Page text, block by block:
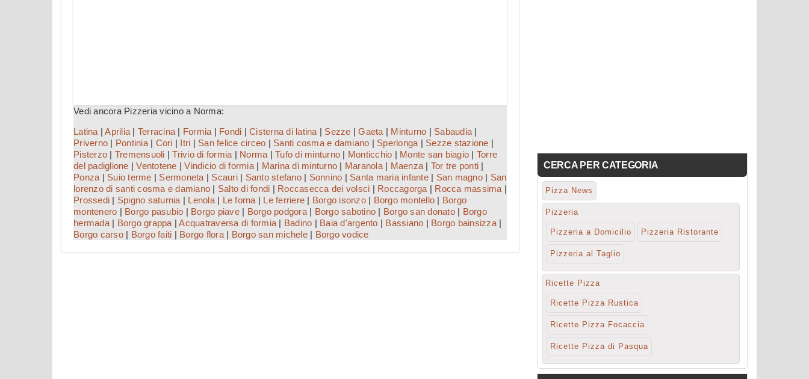
Vedi ancora Pizzeria vicino a Norma:
Latina |Aprilia | Terracina | Formia | Fondi | Cisterna di latina | Sezze |Gaeta | Minturno | Sabaudia |
Priverno | Pontinia| Cori | Itri | San felice circeo | Santi cosma e damiano | Sperlonga | Sezze stazione |
Pisterzo | Tremensuoli |Trivio di formia | Norma | Tufo di minturno | Monticchio | Monte san biagio | Torre
del padiglione |Ventotene |Vindicio di formia| Marina di minturno | Maranola| Maenza | Tor tre ponti |
Ponza | Suio terme | Sermoneta | Scauri| Santo stefano| Sonnino | Santa maria infante| San magno| San
lorenzo di santi cosma e damiano | Salto di fondi | Roccasecca dei volsci | Roccagorga | Rocca massima |
Prossedi | Spigno saturnia | Lenola| Le forna | Le ferriere | Borgo isonzo| Borgo montello | Borgo
montenero | Borgo pasubio | Borgo piave| Borgo podgora| Borgo sabotino | Borgo san donato| Borgo
hermada| Borgo grappa |Acquatraversa di formia | Badino | Baia d'argento | Bassiano | Borgo bainsizza|
Borgo carso| Borgo faiti | Borgo flora| Borgo san michele| Borgo vodice
CERCA PER CATEGORIA
Pizza News
Pizzeria
Pizzeria a Domicilio Pizzeria Ristorante
Pizzeria al Taglio
Ricette Pizza
Ricette Pizza Rustica
Ricette Pizza Focaccia
Ricette Pizza di Pasqua